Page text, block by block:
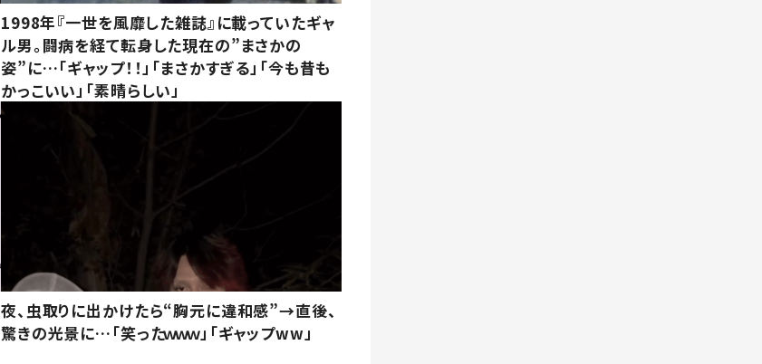
1998年『一世を風靡した雑誌』に載っていたギャ
ル男。闘病を経て転身した現在の”まさかの
姿”に…「ギャップ！！」「まさかすぎる」「今も昔も
かっこいい」「素晴らしい」
夜、虫取りに出かけたら“胸元に違和感”→直後、
驚きの光景に…「笑ったｗｗｗ」「ギャップww」